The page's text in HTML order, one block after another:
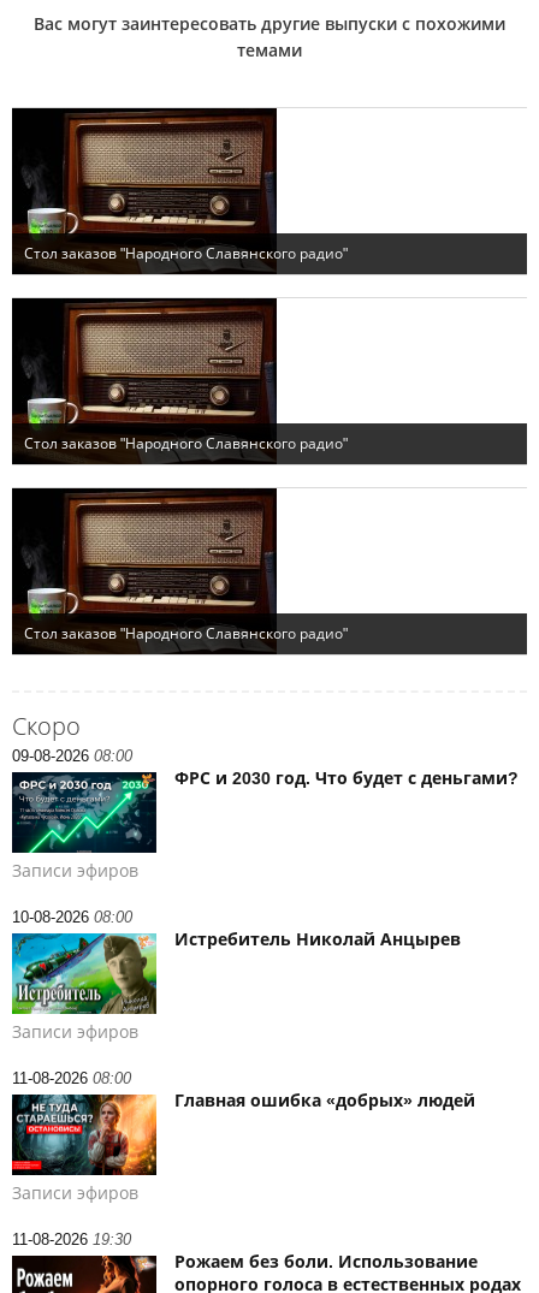
Скоро
09-08-2026 08:00
ФРС и 2030 год. Что будет с деньгами?
Записи эфиров
10-08-2026 08:00
Истребитель Николай Анцырев
Записи эфиров
11-08-2026 08:00
Главная ошибка «добрых» людей
Записи эфиров
11-08-2026 19:30
Рожаем без боли. Использование
опорного голоса в естественных родах
Вас могут заинтересовать другие выпуски с похожими
темами